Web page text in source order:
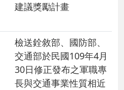
建議獎勵計畫
檢送銓敘部、國防部、
交通部於民國109年4月
30日修正發布之軍職專
長與交通事業性質相近